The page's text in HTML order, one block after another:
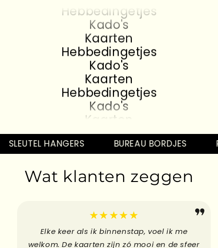
Hebbedingetjes
Kado's
Kaarten
Hebbedingetjes
Kado's
Kaarten
Hebbedingetjes
Kado's
Kaarten
Hebbedingetjes
Kado's
Kaarten
Hebbedingetjes
Kado's
Hebbedingetjes
SLEUTEL HANGERS BUREAU BORDJES
Wat klanten zeggen
★★★★★
Elke keer als ik binnenstap, voel ik me
welkom. De kaarten zijn zó mooi en de sfeer